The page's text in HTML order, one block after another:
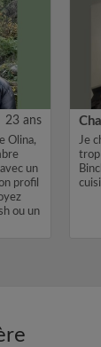
23 ans
Olina,
un
profil
ou un
Je
trop